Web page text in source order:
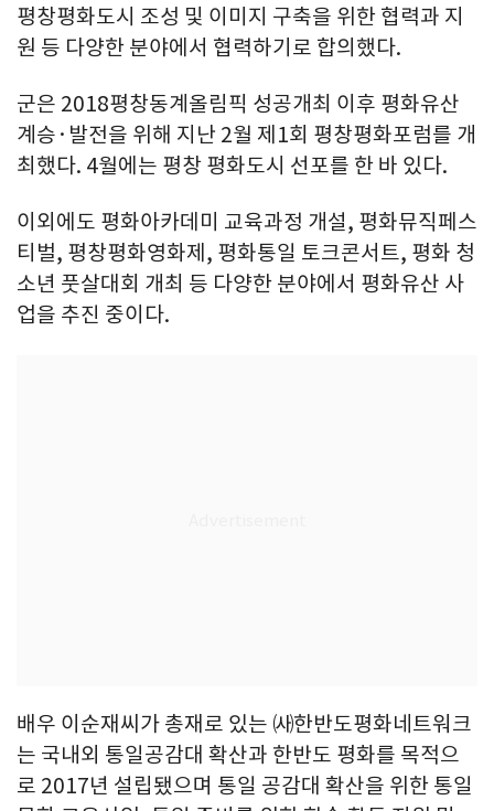
평창평화도시 조성 및 이미지 구축을 위한 협력과 지
원 등 다양한 분야에서 협력하기로 합의했다.
군은 2018평창동계올림픽 성공개최 이후 평화유산
계승·발전을 위해 지난 2월 제1회 평창평화포럼를 개
최했다. 4월에는 평창 평화도시 선포를 한 바 있다.
이외에도 평화아카데미 교육과정 개설, 평화뮤직페스
티벌, 평창평화영화제, 평화통일 토크콘서트, 평화 청
소년 풋살대회 개최 등 다양한 분야에서 평화유산 사
업을 추진 중이다.
배우 이순재씨가 총재로 있는 ㈔한반도평화네트워크
는 국내외 통일공감대 확산과 한반도 평화를 목적으
로 2017년 설립됐으며 통일 공감대 확산을 위한 통일